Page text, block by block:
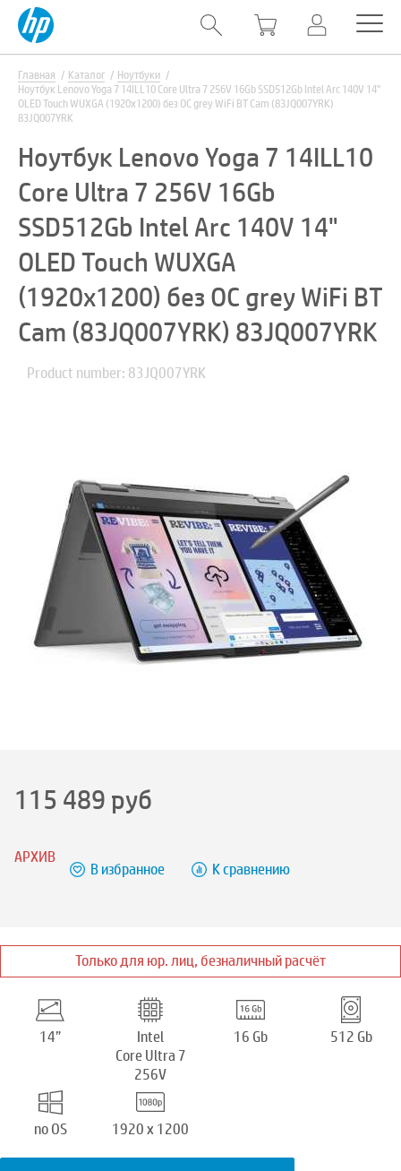
Главная Каталог
Ноутбуки
Ноутбук Lenovo Yoga 7 14ILL10 Core Ultra 7 256V 16Gb SSD512Gb Intel Arc 140V 14"
OLED Touch WUXGA (1920x1200) без ОС grey WiFi BT Cam (83JQ007YRK)
83JQ007YRK
Ноутбук Lenovo Yoga 7 14ILL10
Core Ultra 7 256V 16Gb
SSD512Gb Intel Arc 140V 14"
OLED Touch WUXGA
(1920x1200) без ОС grey WiFi BT
Cam (83JQ007YRK) 83JQ007YRK
Product number: 83JQ007YRK
115 489 руб
АРХИВ
В избранное К сравнению
Только для юр. лиц, безналичный расчёт
14”
Intel
Core Ultra 7
256V
16 Gb 512 Gb
no OS 1920 x 1200